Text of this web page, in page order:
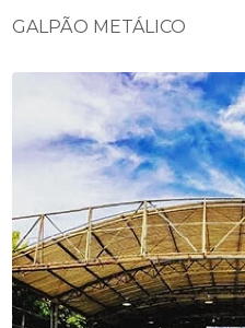
GALPÃO METÁLICO